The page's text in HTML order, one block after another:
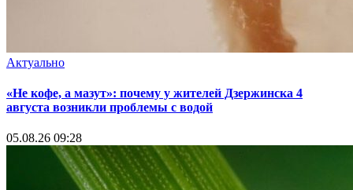
Актуально
«Не кофе, а мазут»: почему у жителей Дзержинска 4
августа возникли проблемы с водой
05.08.26 09:28